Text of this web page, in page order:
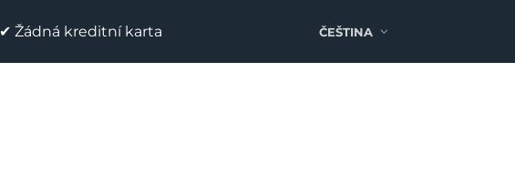
✔ Žádná kreditní karta ČEŠTINA